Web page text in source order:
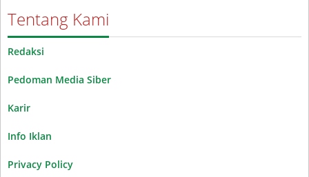
Tentang Kami
Redaksi
Pedoman Media Siber
Karir
Info Iklan
Privacy Policy